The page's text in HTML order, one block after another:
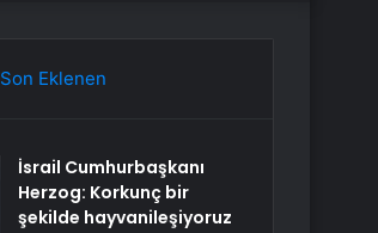
Son Eklenen
İsrail Cumhurbaşkanı
Herzog: Korkunç bir
şekilde hayvanileşiyoruz